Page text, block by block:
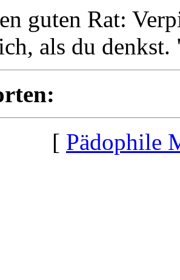
guten Rat:
als du denkst.
[ Pädophile